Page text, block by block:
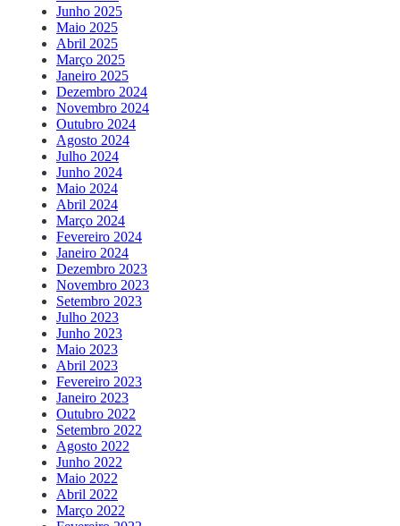
Junho 2025
Maio 2025
Abril 2025
Março 2025
Janeiro 2025
Dezembro 2024
Novembro 2024
Outubro 2024
Agosto 2024
Julho 2024
Junho 2024
Maio 2024
Abril 2024
Março 2024
Fevereiro 2024
Janeiro 2024
Dezembro 2023
Novembro 2023
Setembro 2023
Julho 2023
Junho 2023
Maio 2023
Abril 2023
Fevereiro 2023
Janeiro 2023
Outubro 2022
Setembro 2022
Agosto 2022
Junho 2022
Maio 2022
Abril 2022
Março 2022